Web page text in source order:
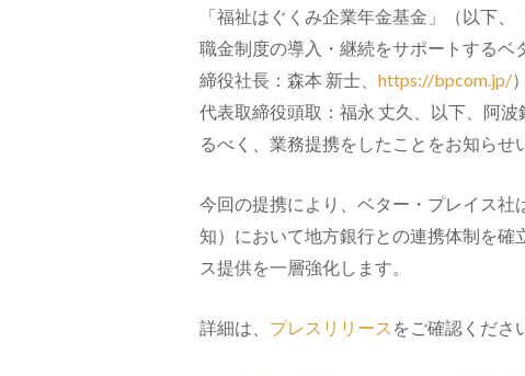
「福祉はぐくみ企業年金基金」（以下
職金制度の導入・継続をサポートする
締役社長：森本 新士、 https://bpcom.jp/
代表取締役頭取：福永 丈久、以下、阿波
るべく、 業務提携をしたことをお知らせ
今回の提携により、ベター・プレイス社
知）において地方銀行との連携体制を確
ス提供を一層強化します。
詳細は、 プレスリリース をご確認くださ